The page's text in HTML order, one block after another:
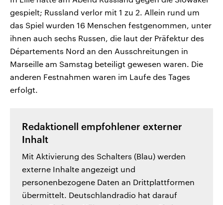
gespielt; Russland verlor mit 1 zu 2. Allein rund um
das Spiel wurden 16 Menschen festgenommen, unter
ihnen auch sechs Russen, die laut der Präfektur des
Départements Nord an den Ausschreitungen in
Marseille am Samstag beteiligt gewesen waren. Die
anderen Festnahmen waren im Laufe des Tages
erfolgt.
Redaktionell empfohlener externer
Inhalt
Mit Aktivierung des Schalters (Blau) werden
externe Inhalte angezeigt und
personenbezogene Daten an Drittplattformen
übermittelt. Deutschlandradio hat darauf